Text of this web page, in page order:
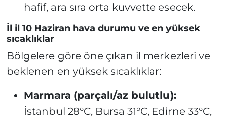
hafif, ara sıra orta kuvvette esecek.
İl il 10 Haziran hava durumu ve en yüksek
sıcaklıklar
Bölgelere göre öne çıkan il merkezleri ve
beklenen en yüksek sıcaklıklar:
Marmara (parçalı/az bulutlu):
İstanbul 28°C, Bursa 31°C, Edirne 33°C,